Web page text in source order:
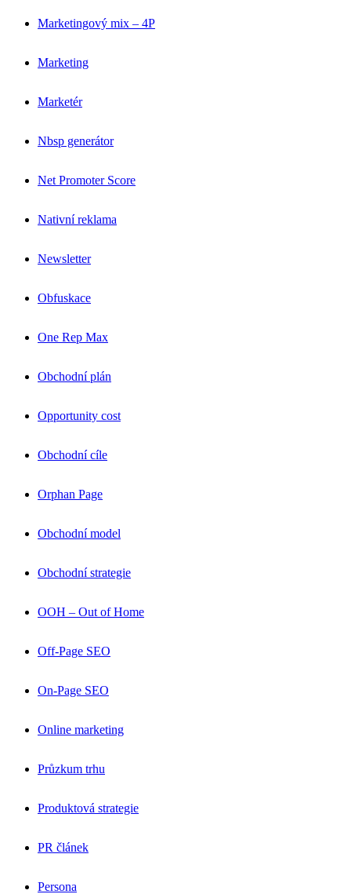
Marketingový mix – 4P
Marketing
Marketér
Nbsp generátor
Net Promoter Score
Nativní reklama
Newsletter
Obfuskace
One Rep Max
Obchodní plán
Opportunity cost
Obchodní cíle
Orphan Page
Obchodní model
Obchodní strategie
OOH – Out of Home
Off-Page SEO
On-Page SEO
Online marketing
Průzkum trhu
Produktová strategie
PR článek
Persona